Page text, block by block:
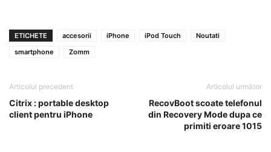
ETICHETE accesorii iPhone iPod Touch
Noutati
smartphone
Zomm
Articolul precedent
Citrix : portable desktop
client pentru iPhone
Articolul următor
RecovBoot scoate telefonul
din Recovery Mode dupa ce
primiti eroare 1015